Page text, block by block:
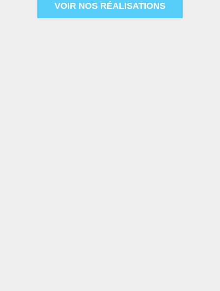
VOIR NOS RÉALISATIONS